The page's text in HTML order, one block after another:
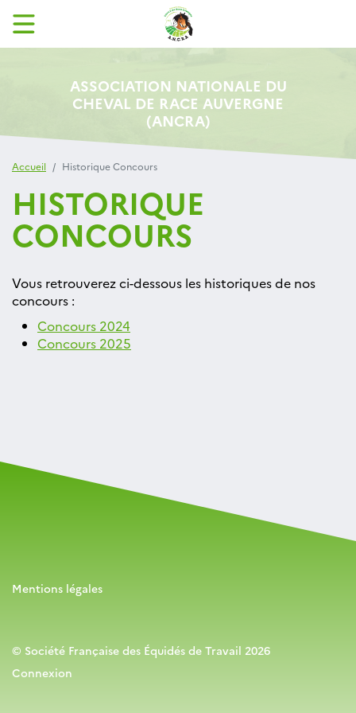
ASSOCIATION NATIONALE DU
CHEVAL DE RACE AUVERGNE
(ANCRA)
Accueil Historique Concours
HISTORIQUE
CONCOURS
Vous retrouverez ci-dessous les historiques de nos
concours :
Concours 2024
Concours 2025
Mentions légales
© Société Française des Équidés de Travail 2026
Connexion